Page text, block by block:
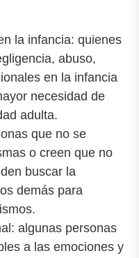
la infancia: quienes
abuso,
en la infancia
necesidad de
adulta.
que no se
o creen que no
buscar la
demás para
algunas personas
a las emociones y